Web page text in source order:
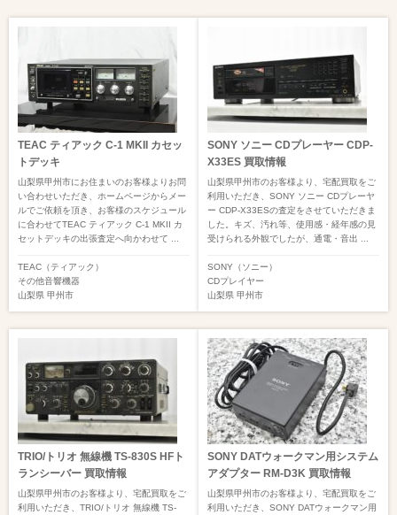
TEAC ティアック C-1 MKII カセッ
トデッキ
山梨県甲州市にお住まいのお客様よりお問
い合わせいただき、ホームページからメー
ルでご依頼を頂き、お客様のスケジュール
に合わせてTEAC ティアック C-1 MKII カ
セットデッキの出張査定へ向かわせて ...
TEAC（ティアック）
その他音響機器
山梨県 甲州市
SONY ソニー CDプレーヤー CDP-
X33ES 買取情報
山梨県甲州市のお客様より、宅配買取をご
利用いただき、SONY ソニー CDプレーヤ
ー CDP-X33ESの査定をさせていただきま
した。キズ、汚れ等、使用感・経年感の見
受けられる外観でしたが、通電・音出 ...
SONY（ソニー）
CDプレイヤー
山梨県 甲州市
TRIO/トリオ 無線機 TS-830S HFト
ランシーバー 買取情報
山梨県甲州市のお客様より、宅配買取をご
利用いただき、TRIO/トリオ 無線機 TS-
SONY DATウォークマン用システム
アダプター RM-D3K 買取情報
山梨県甲州市のお客様より、宅配買取をご
利用いただき、SONY DATウォークマン用